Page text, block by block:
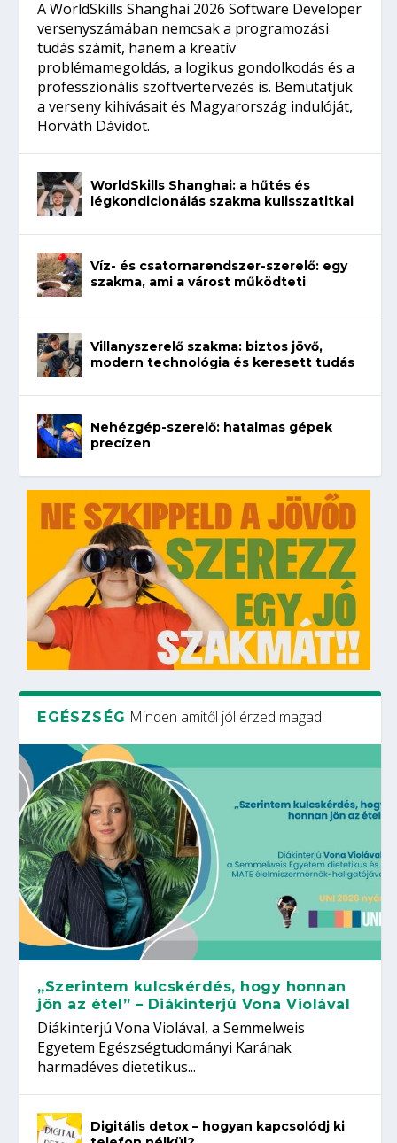
A WorldSkills Shanghai 2026 Software Developer
versenyszámában nemcsak a programozási
tudás számít, hanem a kreatív
problémamegoldás, a logikus gondolkodás és a
professzionális szoftvertervezés is. Bemutatjuk
a verseny kihívásait és Magyarország indulóját,
Horváth Dávidot.
WorldSkills Shanghai: a hűtés és
légkondicionálás szakma kulisszatitkai
Víz- és csatornarendszer-szerelő: egy
szakma, ami a várost működteti
Villanyszerelő szakma: biztos jövő,
modern technológia és keresett tudás
Nehézgép-szerelő: hatalmas gépek
precízen
EGÉSZSÉG Minden amitől jól érzed magad
„Szerintem kulcskérdés, hogy honnan
jön az étel” – Diákinterjú Vona Violával
Diákinterjú Vona Violával, a Semmelweis
Egyetem Egészségtudományi Karának
harmadéves dietetikus...
Digitális detox – hogyan kapcsolódj ki